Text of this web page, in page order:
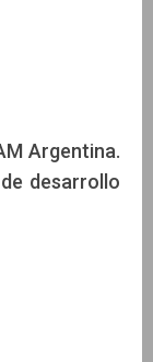
Argentina.
desarrollo